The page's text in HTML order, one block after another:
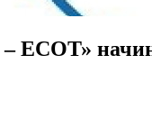
– ЕСОТ»